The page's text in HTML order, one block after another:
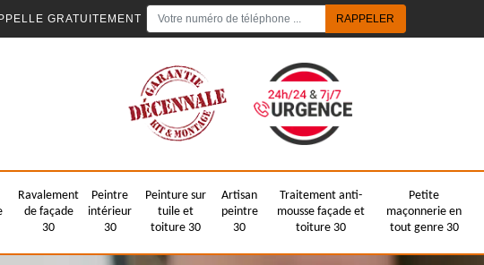
GRATUITEMENT
Ravalement
de façade
30
Peintre
intérieur
30
Peinture sur
tuile et
toiture 30
Artisan
peintre
30
Traitement anti-
mousse façade et
toiture 30
Petite
maçonnerie en
tout genre 30